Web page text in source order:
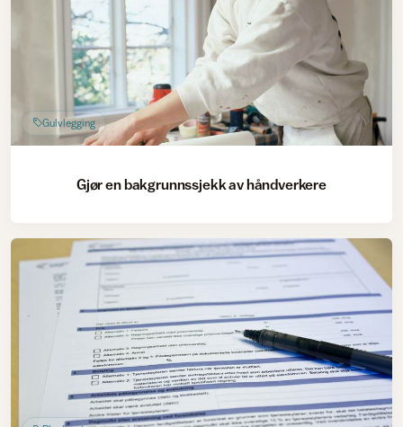
Gulvlegging
Gjør en bakgrunnssjekk av håndverkere